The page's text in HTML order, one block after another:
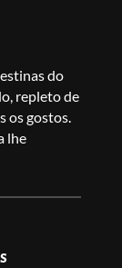
do
repleto de
os gostos.
lhe